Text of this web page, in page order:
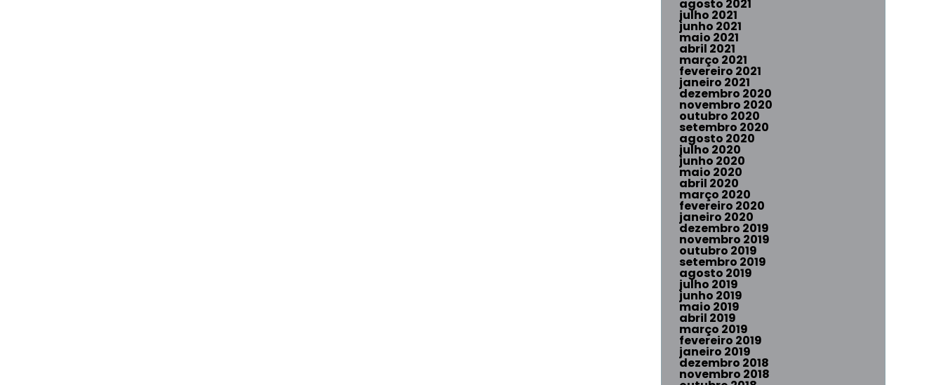
agosto 2021
julho 2021
junho 2021
maio 2021
abril 2021
março 2021
fevereiro 2021
janeiro 2021
dezembro 2020
novembro 2020
outubro 2020
setembro 2020
agosto 2020
julho 2020
junho 2020
maio 2020
abril 2020
março 2020
fevereiro 2020
janeiro 2020
dezembro 2019
novembro 2019
outubro 2019
setembro 2019
agosto 2019
julho 2019
junho 2019
maio 2019
abril 2019
março 2019
fevereiro 2019
janeiro 2019
dezembro 2018
novembro 2018